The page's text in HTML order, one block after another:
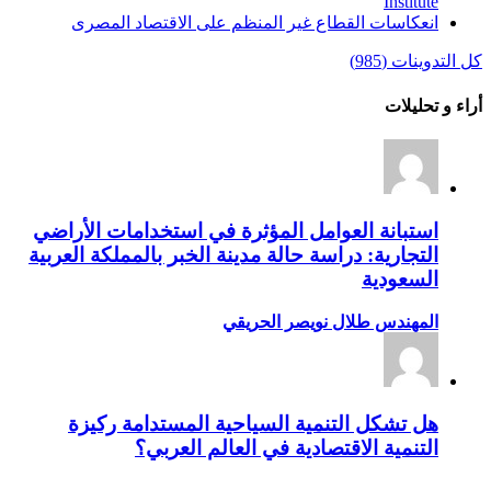
انعكاسات القطاع غير المنظم على الاقتصاد المصرى
كل التدوينات (985)
أراء و تحليلات
استبانة العوامل المؤثرة في استخدامات الأراضي
التجارية: دراسة حالة مدينة الخبر بالمملكة العربية
السعودية
المهندس طلال نويصر الحريقي
هل تشكل التنمية السياحية المستدامة ركيزة
التنمية الاقتصادية في العالم العربي؟